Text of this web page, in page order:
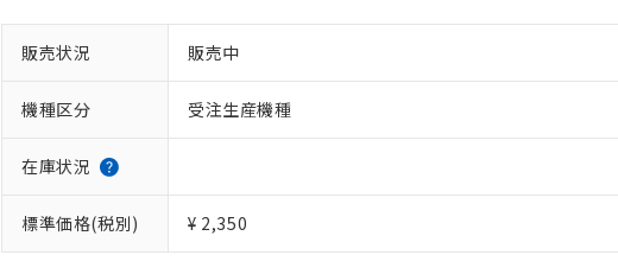
販売状況 販売中
機種区分 受注生産機種
在庫状況
標準価格(税別) ¥ 2,350